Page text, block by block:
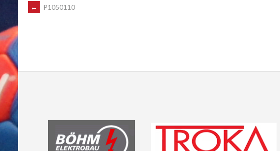
POST
← P1050110